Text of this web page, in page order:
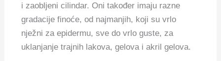
i zaobljeni cilindar. Oni također imaju razne
gradacije finoće, od najmanjih, koji su vrlo
nježni za epidermu, sve do vrlo guste, za
uklanjanje trajnih lakova, gelova i akril gelova.